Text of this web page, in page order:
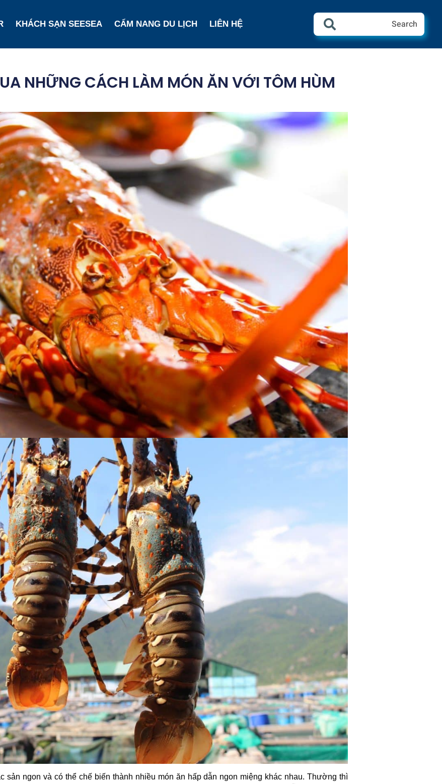
KHÁCH SẠN SEESEA CẨM NANG DU LỊCH LIÊN HỆ Search
NHỮNG CÁCH LÀM MÓN ĂN VỚI TÔM HÙM
sản ngon và có thể chế biến thành nhiều món ăn hấp dẫn ngon miệng khác nhau. Thường thì